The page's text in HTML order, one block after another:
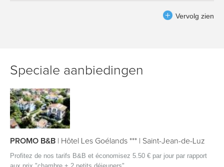
Vervolg zien
Speciale aanbiedingen
PROMO B&B | Hôtel Les Goélands *** | Saint-Jean-de-Luz
Profitez de nos tarifs B&B et économisez 5.50 € par jour par rapport
aux prix "chambre + 2 petits déjeuners"